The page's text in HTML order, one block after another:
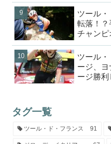
ツール
転落！？
チャンピ
ツール
ージ、
ージ勝
タグ一覧
ツール・ド・フランス 91